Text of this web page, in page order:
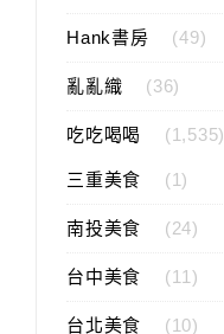
Hank書房 (49)
亂亂織 (36)
吃吃喝喝 (1,535)
三重美食 (1)
南投美食 (24)
台中美食 (11)
台北美食 (10)